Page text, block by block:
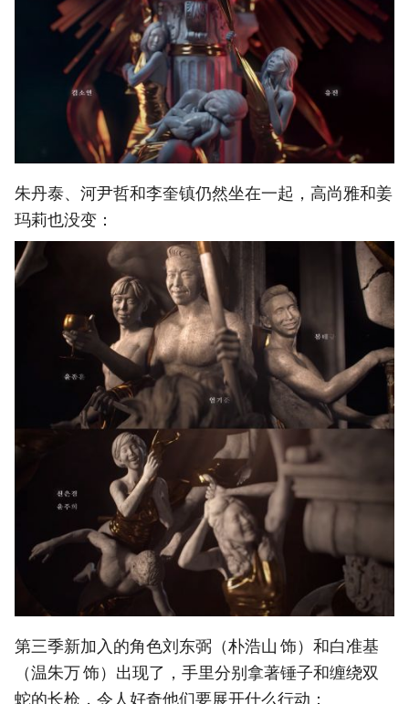
朱丹泰、河尹哲和李奎镇仍然坐在一起，高尚雅和姜
玛莉也没变：
第三季新加入的角色刘东弼（朴浩山 饰）和白准基
（温朱万 饰）出现了，手里分别拿著锤子和缠绕双
蛇的长枪，令人好奇他们要展开什么行动：